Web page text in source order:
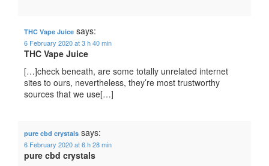
THC Vape Juice says:
6 February 2020 at 3 h 40 min
THC Vape Juice
[…]check beneath, are some totally unrelated internet
sites to ours, nevertheless, they’re most trustworthy
sources that we use[…]
pure cbd crystals says:
6 February 2020 at 6 h 28 min
pure cbd crystals